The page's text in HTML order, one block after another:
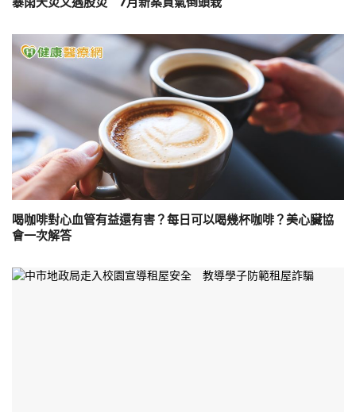
喝咖啡對心血管有益還有害？每日可以喝幾杯咖啡？美心臟協
會一次解答